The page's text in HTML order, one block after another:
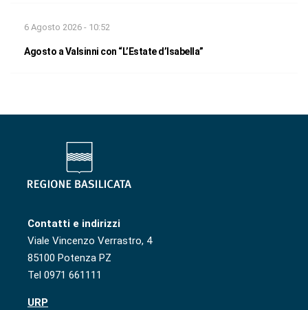
6 Agosto 2026 - 10:52
Agosto a Valsinni con “L’Estate d’Isabella”
Contatti e indirizzi
Viale Vincenzo Verrastro, 4
85100 Potenza PZ
Tel 0971 661111
URP